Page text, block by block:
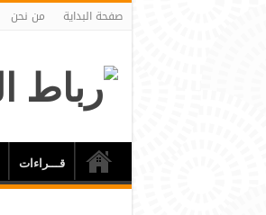
صفحة البداية من نحن
قـــراءات